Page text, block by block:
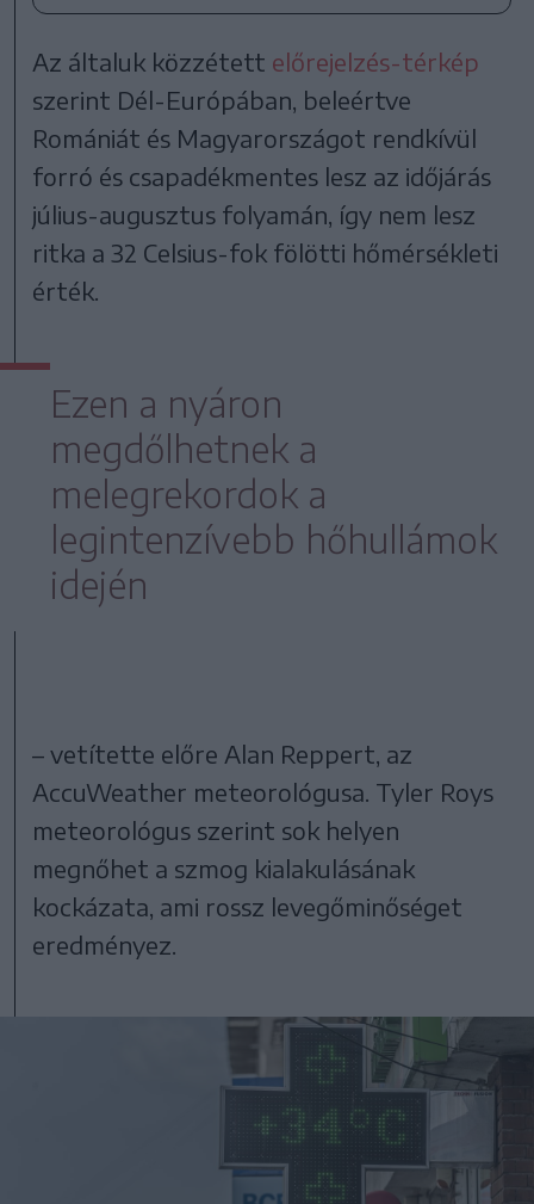
Az általuk közzétett előrejelzés-térkép
szerint Dél-Európában, beleértve
Romániát és Magyarországot rendkívül
forró és csapadékmentes lesz az időjárás
július-augusztus folyamán, így nem lesz
ritka a 32 Celsius-fok fölötti hőmérsékleti
érték.
Ezen a nyáron
megdőlhetnek a
melegrekordok a
legintenzívebb hőhullámok
idején
– vetítette előre Alan Reppert, az
AccuWeather meteorológusa. Tyler Roys
meteorológus szerint sok helyen
megnőhet a szmog kialakulásának
kockázata, ami rossz levegőminőséget
eredményez.